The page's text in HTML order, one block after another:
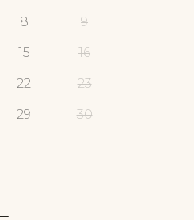
8 9
15 16
22 23
29 30